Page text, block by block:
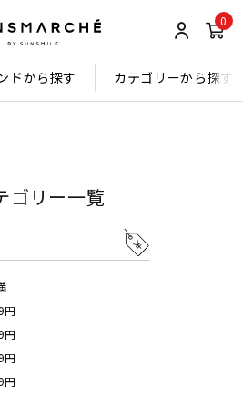
0
ドから探す カテゴリーから探す
ゴリー一覧
円
円
円
円